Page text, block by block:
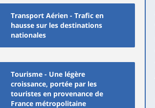
Transport Aérien - Trafic en
hausse sur les destinations
nationales
Tourisme - Une légère
croissance, portée par les
touristes en provenance de
France métropolitaine